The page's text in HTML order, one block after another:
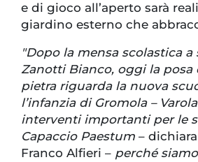
e di gioco all’aperto sarà
giardino esterno che
"Dopo la mensa scolastica a
Zanotti Bianco, oggi la posa
pietra riguarda la nuova
l’infanzia di Gromola –
interventi importanti per le
Capaccio Paestum –
Franco Alfieri – perché